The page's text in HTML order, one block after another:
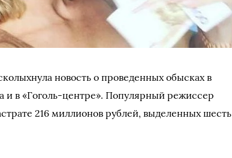
новость о проведенных обысках в
и в «Гоголь-центре». Популярный режиссер
216 миллионов рублей, выделенных шесть